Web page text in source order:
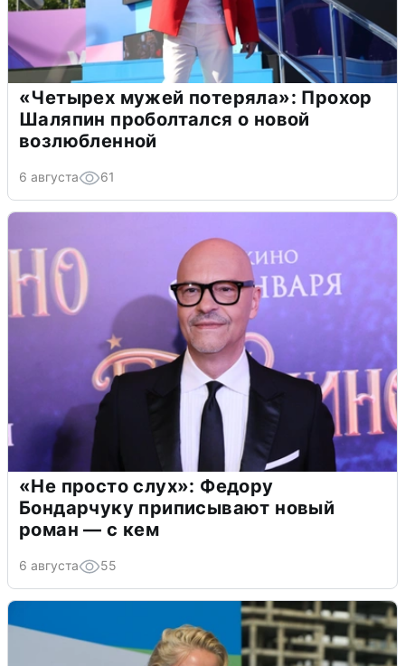
«Четырех мужей потеряла»: Прохор
Шаляпин проболтался о новой
возлюбленной
6 августа 61
«Не просто слух»: Федору
Бондарчуку приписывают новый
роман — с кем
6 августа 55